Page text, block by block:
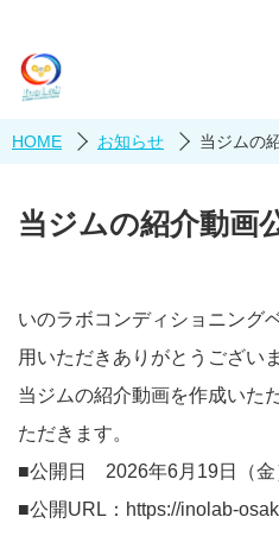
HOME お知らせ 当ジムの
当ジムの紹介動画
いのラボコンディショニング
用いただきありがとうございま
当ジムの紹介動画を作成いた
ただきます。
■公開日 2026年6月19日（金
■公開URL：https://inolab-